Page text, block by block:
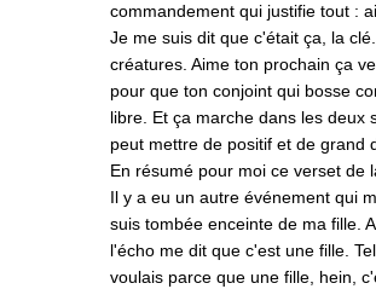
commandement qui justifie tout :
Je me suis dit que c'était ça, la
créatures. Aime ton prochain ça
pour que ton conjoint qui bosse
libre. Et ça marche dans les deux
peut mettre de positif et de grand
En résumé pour moi ce verset de
Il y a eu un autre événement qui
suis tombée enceinte de ma fille.
l'écho me dit que c'est une fille.
voulais parce que une fille, hein,